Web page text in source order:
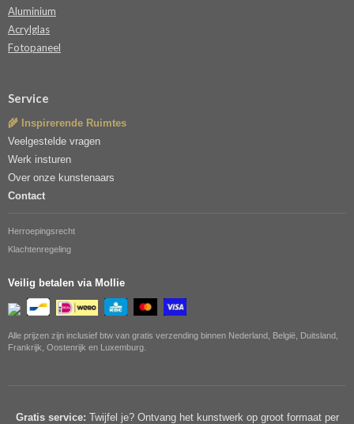
Aluminium
Acrylglas
Fotopaneel
Service
🌾 Inspirerende Ruimtes
Veelgestelde vragen
Werk insturen
Over onze kunstenaars
Contact
Herroepingsrecht
Klachtenregeling
Veilig betalen via Mollie
Alle prijzen zijn inclusief btw van gratis verzending binnen Nederland, België, Duitsland,
Frankrijk, Oostenrijk en Luxemburg.
Gratis service: Twijfel je? Ontvang het kunstwerk op groot formaat per